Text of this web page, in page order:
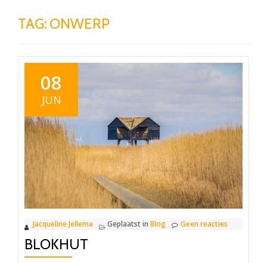
TAG: ONWERP
08
JUN
Jacqueline Jellema Geplaatst in Blog Geen reacties
BLOKHUT